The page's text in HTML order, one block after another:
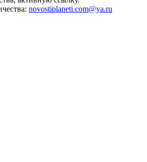
novostiplaneti.com@ya.ru